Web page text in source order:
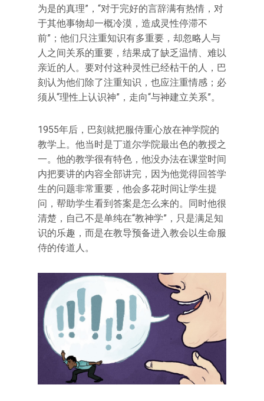
为是的真理”，“对于完好的言辞满有热情，对
于其他事物却一概冷漠，造成灵性停滞不
前”；他们只注重知识有多重要，却忽略人与
人之间关系的重要，结果成了缺乏温情、难以
亲近的人。要对付这种灵性已经枯干的人，巴
刻认为他们除了注重知识，也应注重情感；必
须从“理性上认识神”，走向“与神建立关系”。
1955年后，巴刻就把服侍重心放在神学院的
教学上。他当时是丁道尔学院最出色的教授之
一。他的教学很有特色，他没办法在课堂时间
内把要讲的内容全部讲完，因为他觉得回答学
生的问题非常重要，他会多花时间让学生提
问，帮助学生看到答案是怎么来的。同时他很
清楚，自己不是单纯在“教神学”，只是满足知
识的乐趣，而是在教导预备进入教会以生命服
侍的传道人。